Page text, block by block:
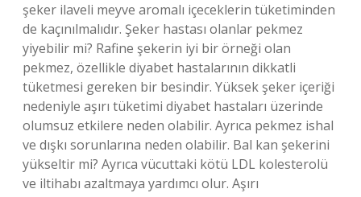
şeker ilaveli meyve aromalı içeceklerin tüketiminden
de kaçınılmalıdır. Şeker hastası olanlar pekmez
yiyebilir mi? Rafine şekerin iyi bir örneği olan
pekmez, özellikle diyabet hastalarının dikkatli
tüketmesi gereken bir besindir. Yüksek şeker içeriği
nedeniyle aşırı tüketimi diyabet hastaları üzerinde
olumsuz etkilere neden olabilir. Ayrıca pekmez ishal
ve dışkı sorunlarına neden olabilir. Bal kan şekerini
yükseltir mi? Ayrıca vücuttaki kötü LDL kolesterolü
ve iltihabı azaltmaya yardımcı olur. Aşırı